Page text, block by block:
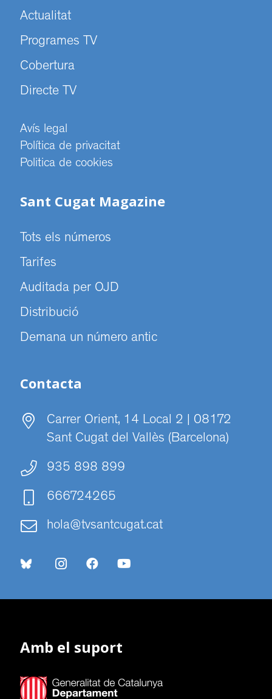
Actualitat
Programes TV
Cobertura
Directe TV
Avís legal
Política de privacitat
Politica de cookies
Sant Cugat Magazine
Tots els números
Tarifes
Auditada per OJD
Distribució
Demana un número antic
Contacta
Carrer Orient, 14 Local 2 | 08172
Sant Cugat del Vallès (Barcelona)
935 898 899
666724265
hola@tvsantcugat.cat
Amb el suport